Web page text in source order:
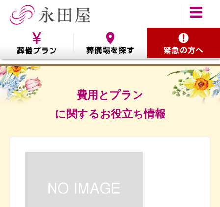
費用とプラン
に関するお役立ち情報